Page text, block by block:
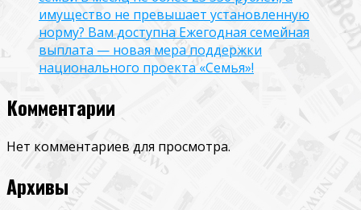
имущество не превышает установленную
норму? Вам доступна Ежегодная семейная
выплата — новая мера поддержки
национального проекта «Семья»!
Комментарии
Нет комментариев для просмотра.
Архивы